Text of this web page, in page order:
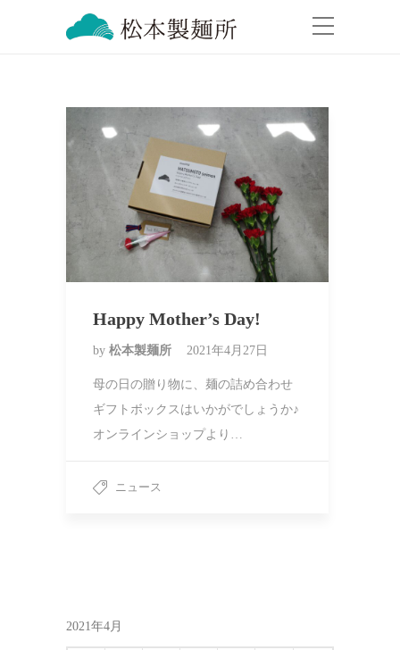
Happy Mother’s Day!
by 松本製麺所 2021年4月27日
母の日の贈り物に、麺の詰め合わせ
ギフトボックスはいかがでしょうか♪
オンラインショップより…
ニュース
2021年4月